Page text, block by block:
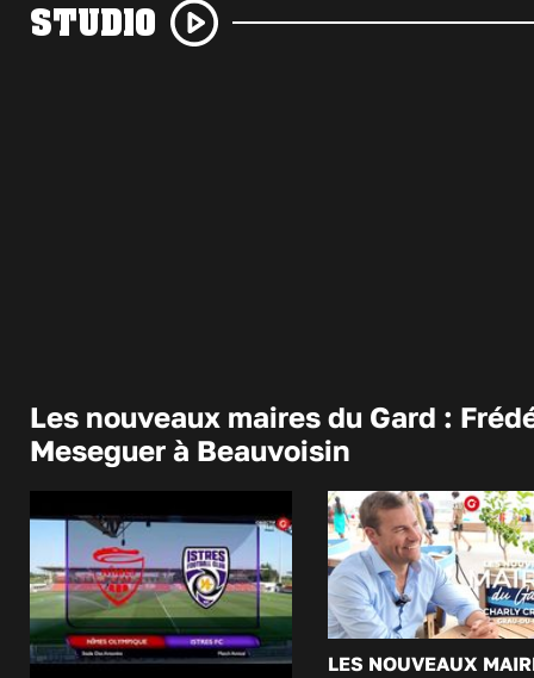
STUDIO
Les nouveaux maires du Gard :
Meseguer à Beauvoisin
LES NOUVEAUX